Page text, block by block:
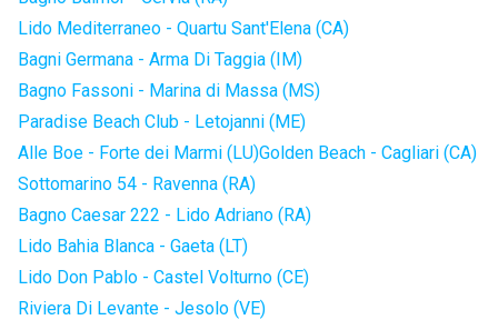
Lido Mediterraneo - Quartu Sant'Elena (CA)
Bagni Germana - Arma Di Taggia (IM)
Bagno Fassoni - Marina di Massa (MS)
Paradise Beach Club - Letojanni (ME)
Alle Boe - Forte dei Marmi (LU)Golden Beach - Cagliari (CA)
Sottomarino 54 - Ravenna (RA)
Bagno Caesar 222 - Lido Adriano (RA)
Lido Bahia Blanca - Gaeta (LT)
Lido Don Pablo - Castel Volturno (CE)
Riviera Di Levante - Jesolo (VE)